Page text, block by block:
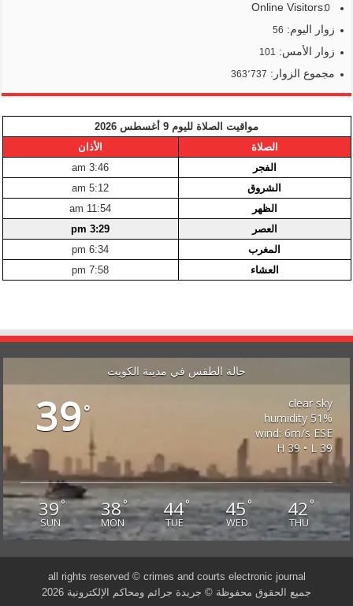
Online Visitors:
0
زوار اليوم: 56
زوار الأمس: 101
مجموع الزوار: 363٬737
مواقيت الصلاة لليوم 9 أغسطس 2026
الصلاة
الأذان
الفجر
3:46 am
الشروق
5:12 am
الظهر
11:54 am
العصر
3:29 pm
المغرب
6:34 pm
العشاء
7:58 pm
حالة الطقس في مدينة الكويت
39°
clear sky
51% humidity
wind: 6m/s ESE
H 39 • L 39
39°
SUN
38°
MON
44°
TUE
45°
WED
42°
THU
all rights reserved © crimes and courts electronic journal
جميع الحقوق محفوظة © جريدة جرائم ومحاكم الإلكترونية 2026